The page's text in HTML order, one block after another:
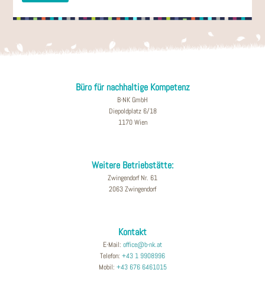
Büro für nachhaltige Kompetenz
B-NK GmbH
Diepoldplatz 6/18
1170 Wien
Weitere Betriebstätte:
Zwingendorf Nr. 61
2063 Zwingendorf
Kontakt
E-Mail: office@b-nk.at
Telefon: +43 1 9908996
Mobil: +43 676 6461015